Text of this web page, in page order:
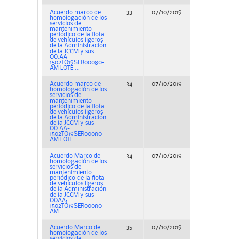
Acuerdo marco de
homologación de los
servicios de
mantenimiento
periódico de la flota
de vehículos ligeros
de la Administración
de la JCCM y sus
OO.AA-
1502TO19SER00080-
AM LOTE ...
33 07/10/2019
Acuerdo marco de
homologación de los
servicios de
mantenimiento
periódico de la flota
de vehículos ligeros
de la Administración
de la JCCM y sus
OO.AA-
1502TO19SER00080-
AM LOTE ...
34 07/10/2019
Acuerdo Marco de
homologación de los
servicios de
mantenimiento
periódico de la flota
de vehículos ligeros
de la Administración
de la JCCM y sus
OOAA;
1502TO19SER00080-
AM. ...
34 07/10/2019
Acuerdo Marco de
homologación de los
35 07/10/2019